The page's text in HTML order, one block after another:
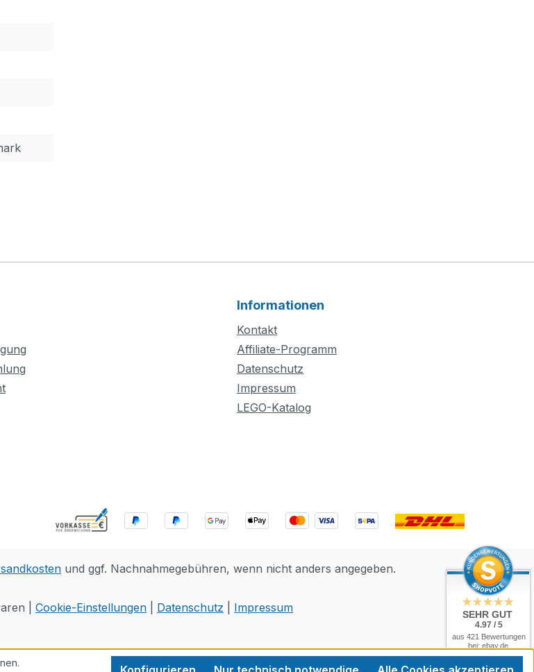
Informationen
Kontakt
Affiliate-Programm
Datenschutz
Impressum
LEGO-Katalog
und ggf. Nachnahmegebühren, wenn nicht anders angegeben.
| Cookie-Einstellungen Datenschutz Impressum SEHR GUT
4.97 / 5
aus 421 Bewertungen
bei: ebay.de,
shopvote.de